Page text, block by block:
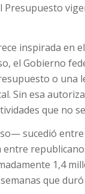
inspirada en
el Gobierno
o una
Sin esa
que no
sucedió
1,4
que